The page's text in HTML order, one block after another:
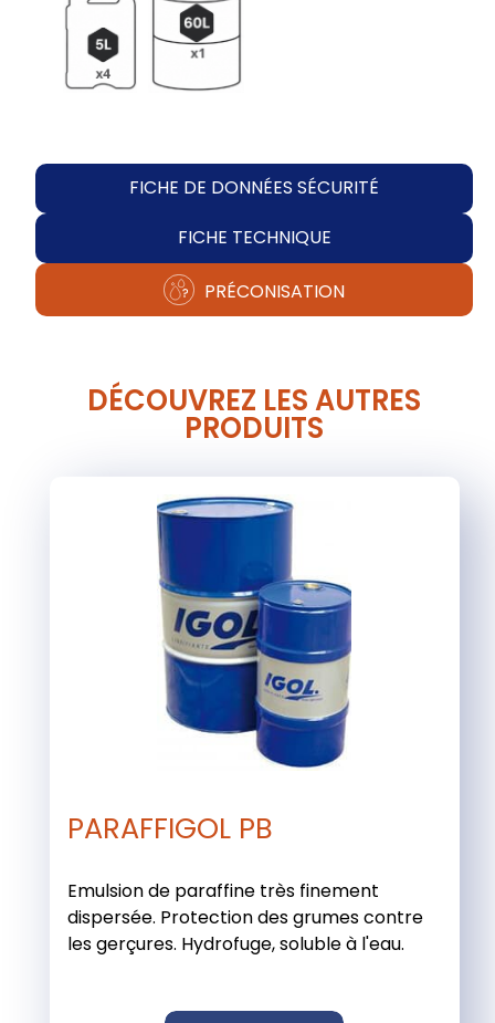
FICHE DE DONNÉES SÉCURITÉ
FICHE TECHNIQUE
PRÉCONISATION
DÉCOUVREZ LES AUTRES
PRODUITS
PARAFFIGOL PB
Emulsion de paraffine très finement
dispersée. Protection des grumes contre
les gerçures. Hydrofuge, soluble à l'eau.